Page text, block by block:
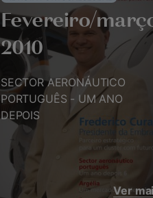
Fevereiro/
2010
SECTOR AERONÁUTICO
PORTUGUÊS - UM ANO
DEPOIS
Ver